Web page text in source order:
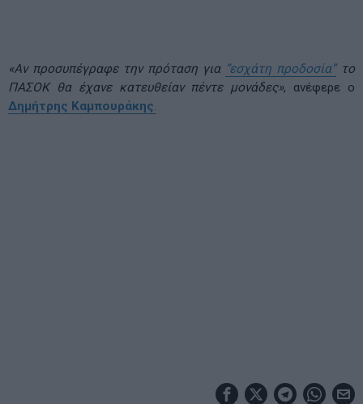
«Αν προσυπέγραφε την πρόταση για “εσχάτη προδοσία”το
ΠΑΣΟΚ θα έχανε κατευθείαν πέντε μονάδες», ανέφερε ο
Δημήτρης Καμπουράκης.